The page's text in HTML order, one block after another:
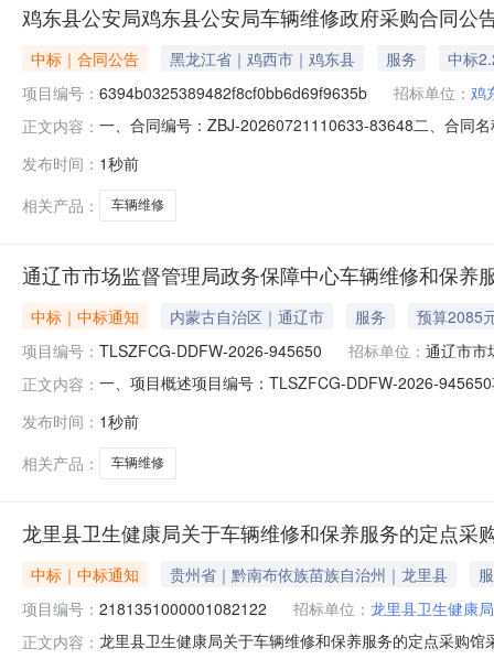
鸡东县公安局鸡东县公安局车辆维修政府采购合同公
中标｜合同公告 黑龙江省｜鸡西市｜鸡东县 服务
中标
项目编号： 6394b0325389482f8cf0bb6d69f9635b 招标单位： 鸡
正文内容： 一、合同编号：ZBJ-20260721110633-83648二、合同
15146721110六、合同主要信息主要标的：序号名称数
发布时间： 1秒前
相关产品：
车辆维修
通辽市市场监督管理局政务保障中心车辆维修和保养
中标｜中标通知 内蒙古自治区｜通辽市 服务
预算2085
项目编号： TLSZFCG-DDFW-2026-945650 招标单位： 通辽市市
正文内容： 一、项目概述项目编号：TLSZFCG-DDFW-2026-
13722059990采购计划备案书/批准书编号：
发布时间： 1秒前
相关产品：
车辆维修
龙里县卫生健康局关于车辆维修和保养服务的定点采
中标｜中标通知 贵州省｜黔南布依族苗族自治州｜龙里县
项目编号： 2181351000001082122 招标单位： 龙里县卫生健康局
正文内容： 龙里县卫生健康局关于车辆维修和保养服务的定点采购